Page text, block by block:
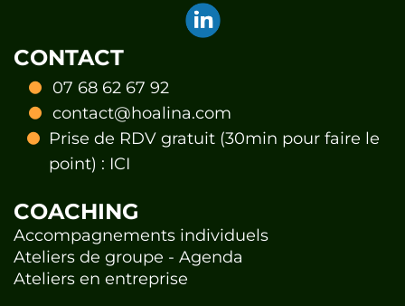
CONTACT
07 68 62 67 92
contact@hoalina.com
Prise de RDV gratuit (30min pour faire le
point) : ICI
COACHING
Accompagnements individuels
Ateliers de groupe - Agenda
Ateliers en entreprise